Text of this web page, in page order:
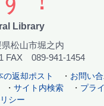
Library
松山市堀之内
FAX 089-941-1454
返却ポスト ・ お問い
・ サイト内検索 ・ プラ
シー